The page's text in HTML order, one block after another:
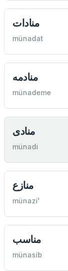
منادات
münadat
منادمه
münademe
منادی
münadi
منازع
münazi'
مناسب
münasib